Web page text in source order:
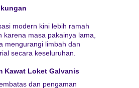
modern kini lebih ramah
karena masa pakainya lama,
mengurangi limbah dan
secara keseluruhan.
Kawat Loket Galvanis
dan pengaman